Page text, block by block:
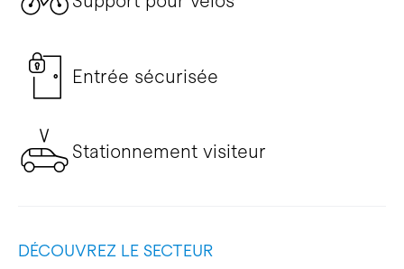
Entrée sécurisée
Stationnement visiteur
DÉCOUVREZ LE SECTEUR